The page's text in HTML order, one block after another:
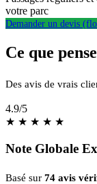
votre parc
Demander un devis
Ce que
Des avis de vrais
4.9/5
★ ★ ★ ★ ★
Note Globale
Basé sur 74 avis